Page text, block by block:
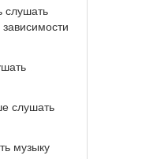
слушать
слушать
музыку